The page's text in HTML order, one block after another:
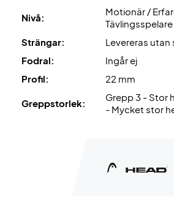
Nivå:
Motionär /
Tävlingsspelare
Strängar:
Levereras utan
Fodral:
Ingår ej
Profil:
22 mm
Greppstorlek:
Grepp 3 - Stor
- Mycket stor